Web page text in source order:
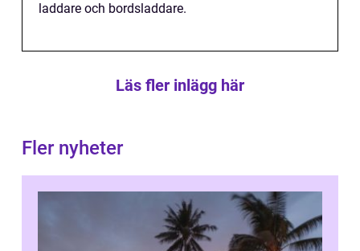
laddare och bordsladdare.
Läs fler inlägg här
Fler nyheter